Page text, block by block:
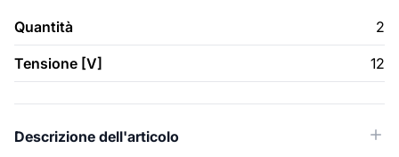
Quantità 2
Tensione [V] 12
Descrizione dell'articolo